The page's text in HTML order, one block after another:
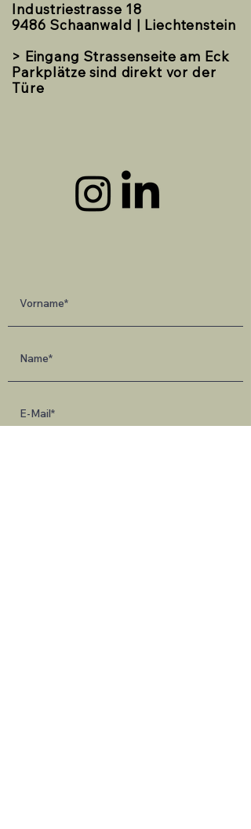
Industriestrasse 18
9486 Schaanwald | Liechtenstein
> Eingang Strassenseite am Eck
Parkplätze sind direkt vor der
Türe